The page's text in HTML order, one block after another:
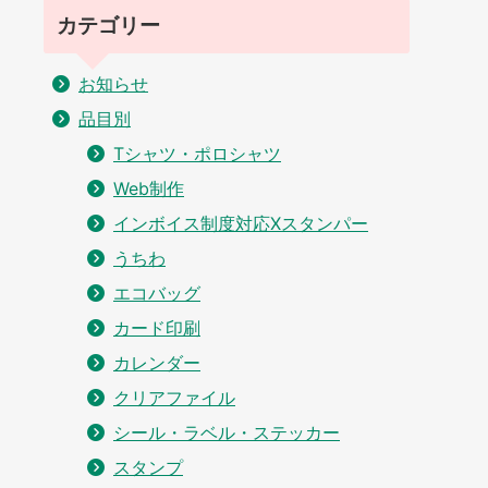
カテゴリー
お知らせ
品目別
Tシャツ・ポロシャツ
Web制作
インボイス制度対応Xスタンパー
うちわ
エコバッグ
カード印刷
カレンダー
クリアファイル
シール・ラベル・ステッカー
スタンプ